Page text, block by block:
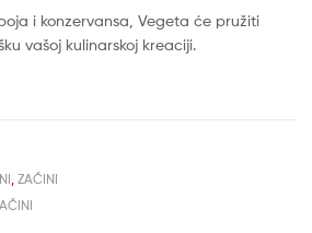
i konzervansa, Vegeta će pružiti
vašoj kulinarskoj kreaciji.
ZAČINI